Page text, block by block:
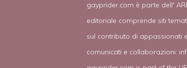
gayprider.com è parte dell'
editoriale comprende siti
sul contributo di appassionati
comunicati e collaborazioni: